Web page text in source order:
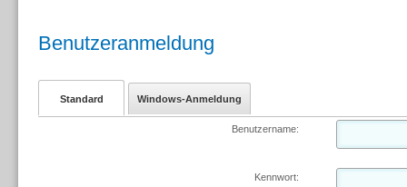
Benutzeranmeldung
Standard Windows-Anmeldung
Benutzername:
Kennwort: